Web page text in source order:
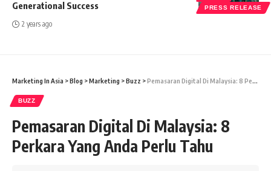
PRESS RELEASE
Generational Success
2 years ago
Marketing In Asia >Blog >Marketing >Buzz >Pemasaran Digital Di Malaysia: 8 Perkara Yang Anda Perlu Tahu
BUZZ
Pemasaran Digital Di Malaysia: 8
Perkara Yang Anda Perlu Tahu